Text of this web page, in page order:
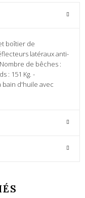
boîtier de
latéraux anti-
de bêches :
: 151 Kg. -
bain d'huile avec